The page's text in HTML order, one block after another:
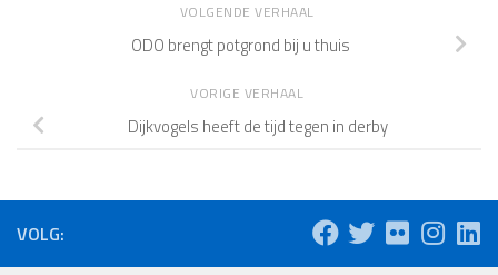
VOLGENDE VERHAAL
ODO brengt potgrond bij u thuis
VORIGE VERHAAL
Dijkvogels heeft de tijd tegen in derby
VOLG: